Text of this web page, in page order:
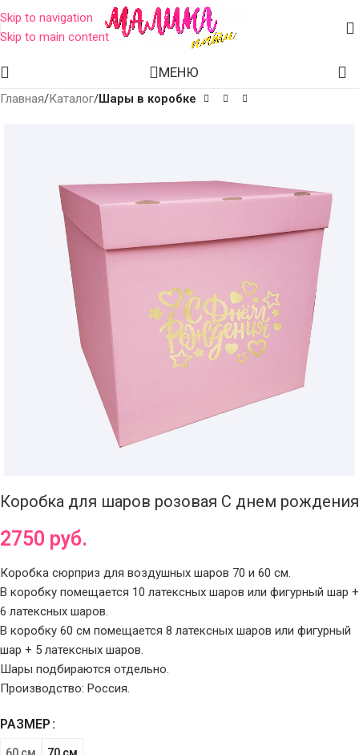
Skip to navigation
Skip to main content
МЕНЮ
Главная Каталог Шары в коробке
Коробка для шаров розовая С днем рождения
2750 руб.
Коробка сюрприз для воздушных шаров 70 и 60 см.
В коробку помещается 10 латексных шаров или фигурный шар +
6 латексных шаров.
В коробку 60 см помещается 8 латексных шаров или фигурный
шар + 5 латексных шаров.
Шары подбираются отдельно.
Производство: Россия.
РАЗМЕР
60 см 70 см